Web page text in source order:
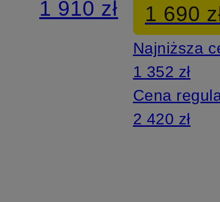
1 910 zł 1 690
Najniższa
1 352 zł
Cena
2 420 zł